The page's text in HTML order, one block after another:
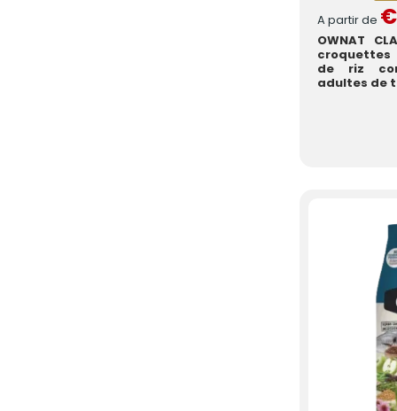
A partir de
OWNAT
de riz
adultes de